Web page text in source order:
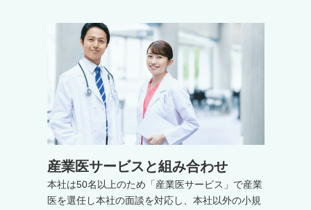
産業医サービスと組み合わせ
本社は50名以上のため「産業医サービス」で産業
医を選任し本社の面談を対応し、本社以外の小規